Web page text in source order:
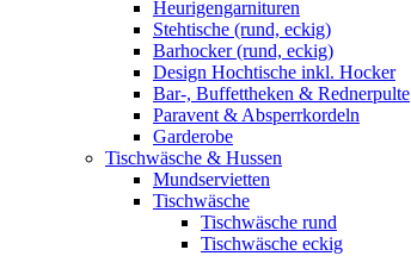
Heurigengarnituren
Stehtische (rund, eckig)
Barhocker (rund, eckig)
Design Hochtische inkl. Hocker
Bar-, Buffettheken & Rednerpulte
Paravent & Absperrkordeln
Garderobe
Tischwäsche & Hussen
Mundservietten
Tischwäsche
Tischwäsche rund
Tischwäsche eckig